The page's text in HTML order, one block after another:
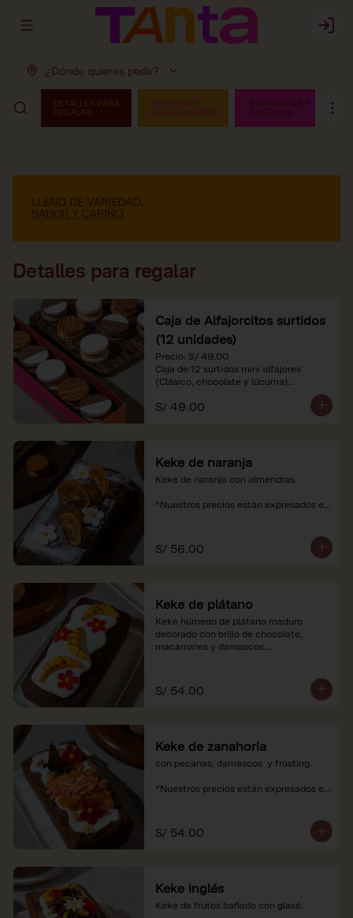
Abrir menu de navegación Login
¿Dónde quieres pedir?
Detalles para regalar
Caja de Alfajorcitos surtidos
(12 unidades)
Precio: S/ 49.00
Caja de 12 surtidos mini alfajores
(Clásico, chocolate y lúcuma)
*Nuestros precios están expresados en
S/ 49.00
Keke de naranja
Keke de naranja con almendras.
*Nuestros precios están expresados en
S/ 56.00
Keke de plátano
Keke húmedo de plátano maduro
decorado con brillo de chocolate,
macarrones y damascos.
soles e incluyen impuestos de ley y
recargo al consumo.
S/ 54.00
Keke de zanahoria
con pecanas, damascos  y frosting.
*Nuestros precios están expresados en
S/ 54.00
Keke inglés
Keke de frutos bañado con glasé.